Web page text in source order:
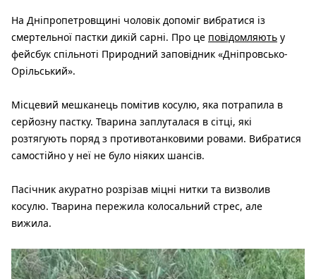
На Дніпропетровщині чоловік допоміг вибратися із
смертельної пастки дикій сарні. Про це повідомляють у
фейсбук спільноті Природний заповідник «Дніпровсько-
Орільський».
Місцевий мешканець помітив косулю, яка потрапила в
серйозну пастку. Тварина заплуталася в сітці, які
розтягують поряд з противотанковими ровами. Вибратися
самостійно у неї не було ніяких шансів.
Пасічник акуратно розрізав міцні нитки та визволив
косулю. Тварина пережила колосальний стрес, але
вижила.